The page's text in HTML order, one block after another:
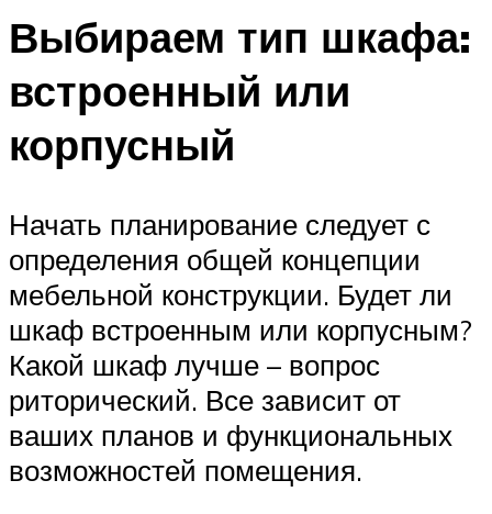
Выбираем тип шкафа:
встроенный или
корпусный
Начать планирование следует с
определения общей концепции
мебельной конструкции. Будет ли
шкаф встроенным или корпусным?
Какой шкаф лучше – вопрос
риторический. Все зависит от
ваших планов и функциональных
возможностей помещения.